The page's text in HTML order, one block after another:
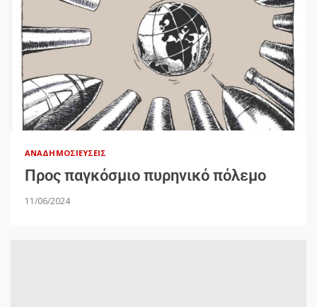
ΑΝΑΔΗΜΟΣΙΕΎΣΕΙΣ
Προς παγκόσμιο πυρηνικό πόλεμο
11/06/2024